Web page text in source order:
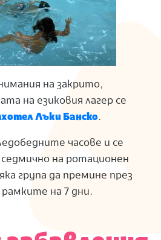
на закрито,
на езиковия лагер се
Лъки Банско.
часове и се
на ротационен
група да премине през
на 7 дни.